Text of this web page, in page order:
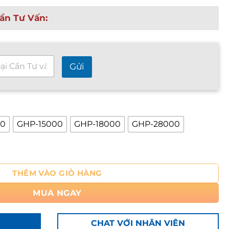
g
i
á
t
,
0
0
0
0
₫
đ
Tư Vấn:
Gửi
GHP-15000 GHP-18000 GHP-28000
(GHP 10000 - GHP 28000) số lượng
THÊM VÀO GIỎ HÀNG
MUA NGAY
CHAT VỚI NHÂN VIÊN